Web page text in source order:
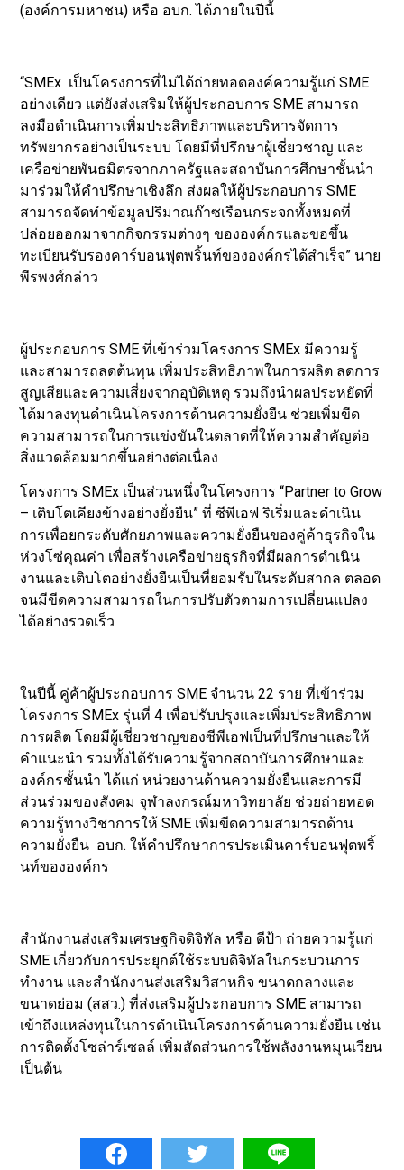
(องค์การมหาชน) หรือ อบก. ได้ภายในปีนี้
“SMEx เป็นโครงการที่ไม่ได้ถ่ายทอดองค์ความรู้แก่ SME
อย่างเดียว แต่ยังส่งเสริมให้ผู้ประกอบการ SME สามารถ
ลงมือดำเนินการเพิ่มประสิทธิภาพและบริหารจัดการ
ทรัพยากรอย่างเป็นระบบ โดยมีที่ปรึกษาผู้เชี่ยวชาญ และ
เครือข่ายพันธมิตรจากภาครัฐและสถาบันการศึกษาชั้นนำ
มาร่วมให้คำปรึกษาเชิงลึก ส่งผลให้ผู้ประกอบการ SME
สามารถจัดทำข้อมูลปริมาณก๊าซเรือนกระจกทั้งหมดที่
ปล่อยออกมาจากกิจกรรมต่างๆ ขององค์กรและขอขึ้น
ทะเบียนรับรองคาร์บอนฟุตพริ้นท์ขององค์กรได้สำเร็จ” นาย
พีรพงศ์กล่าว
ผู้ประกอบการ SME ที่เข้าร่วมโครงการ SMEx มีความรู้
และสามารถลดต้นทุน เพิ่มประสิทธิภาพในการผลิต ลดการ
สูญเสียและความเสี่ยงจากอุบัติเหตุ รวมถึงนำผลประหยัดที่
ได้มาลงทุนดำเนินโครงการด้านความยั่งยืน ช่วยเพิ่มขีด
ความสามารถในการแข่งขันในตลาดที่ให้ความสำคัญต่อ
สิ่งแวดล้อมมากขึ้นอย่างต่อเนื่อง
โครงการ SMEx เป็นส่วนหนึ่งในโครงการ “Partner to Grow
– เติบโตเคียงข้างอย่างยั่งยืน” ที่ ซีพีเอฟ ริเริ่มและดำเนิน
การเพื่อยกระดับศักยภาพและความยั่งยืนของคู่ค้าธุรกิจใน
ห่วงโซ่คุณค่า เพื่อสร้างเครือข่ายธุรกิจที่มีผลการดำเนิน
งานและเติบโตอย่างยั่งยืนเป็นที่ยอมรับในระดับสากล ตลอด
จนมีขีดความสามารถในการปรับตัวตามการเปลี่ยนแปลง
ได้อย่างรวดเร็ว
ในปีนี้ คู่ค้าผู้ประกอบการ SME จำนวน 22 ราย ที่เข้าร่วม
โครงการ SMEx รุ่นที่ 4 เพื่อปรับปรุงและเพิ่มประสิทธิภาพ
การผลิต โดยมีผู้เชี่ยวชาญของซีพีเอฟเป็นที่ปรึกษาและให้
คำแนะนำ รวมทั้งได้รับความรู้จากสถาบันการศึกษาและ
องค์กรชั้นนำ ได้แก่ หน่วยงานด้านความยั่งยืนและการมี
ส่วนร่วมของสังคม จุฬาลงกรณ์มหาวิทยาลัย ช่วยถ่ายทอด
ความรู้ทางวิชาการให้ SME เพิ่มขีดความสามารถด้าน
ความยั่งยืน อบก. ให้คำปรึกษาการประเมินคาร์บอนฟุตพริ้
นท์ขององค์กร
สำนักงานส่งเสริมเศรษฐกิจดิจิทัล หรือ ดีป้า ถ่ายความรู้แก่
SME เกี่ยวกับการประยุกต์ใช้ระบบดิจิทัลในกระบวนการ
ทำงาน และสำนักงานส่งเสริมวิสาหกิจ ขนาดกลางและ
ขนาดย่อม (สสว.) ที่ส่งเสริมผู้ประกอบการ SME สามารถ
เข้าถึงแหล่งทุนในการดำเนินโครงการด้านความยั่งยืน เช่น
การติดตั้งโซล่าร์เซลล์ เพิ่มสัดส่วนการใช้พลังงานหมุนเวียน
เป็นต้น